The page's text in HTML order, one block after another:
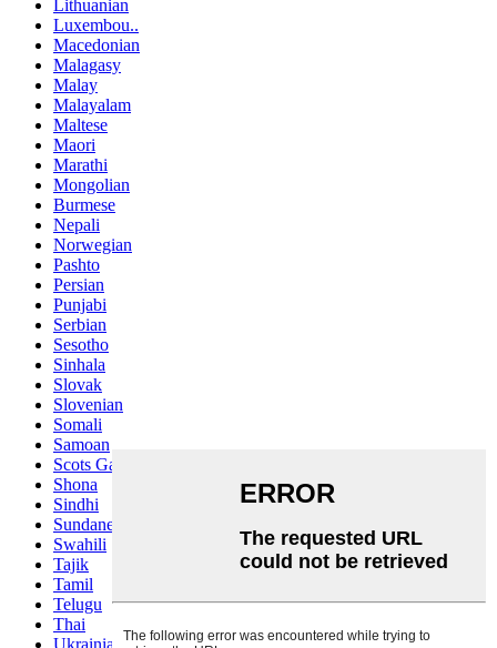
Lithuanian
Luxembou..
Macedonian
Malagasy
Malay
Malayalam
Maltese
Maori
Marathi
Mongolian
Burmese
Nepali
Norwegian
Pashto
Persian
Punjabi
Serbian
Sesotho
Sinhala
Slovak
Slovenian
Somali
Samoan
Scots Gaelic
Shona
Sindhi
Sundanese
Swahili
Tajik
Tamil
Telugu
Thai